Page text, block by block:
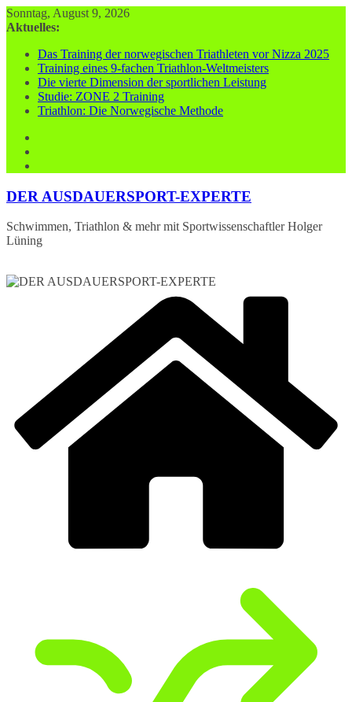
Zum
Inhalt
Sonntag, August 9, 2026
Aktuelles:
Das Training der norwegischen Triathleten vor Nizza 2025
Training eines 9-fachen Triathlon-Weltmeisters
Die vierte Dimension der sportlichen Leistung
Studie: ZONE 2 Training
Triathlon: Die Norwegische Methode
DER AUSDAUERSPORT-EXPERTE
Schwimmen, Triathlon & mehr mit Sportwissenschaftler Holger
Lüning